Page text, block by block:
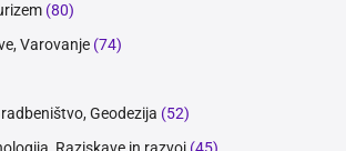
(80)
Varovanje (74)
Geodezija (52)